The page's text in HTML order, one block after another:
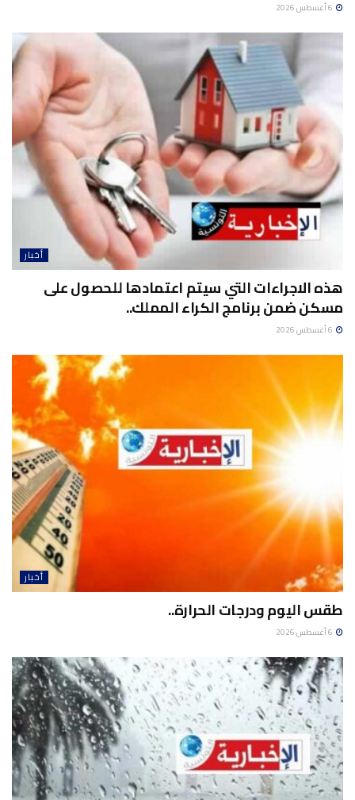
أخبار
هذه الاجراءات التي سيتم اعتمادها للحصول على
مسكن ضمن برنامج الكراء المملك..
أخبار
طقس اليوم ودرجات الحرارة..